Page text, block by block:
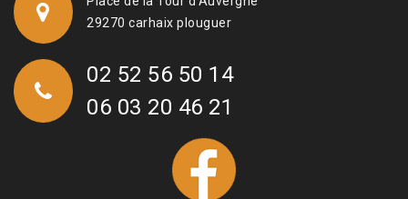
29270 carhaix plouguer
02 52 56 50 14
06 03 20 46 21